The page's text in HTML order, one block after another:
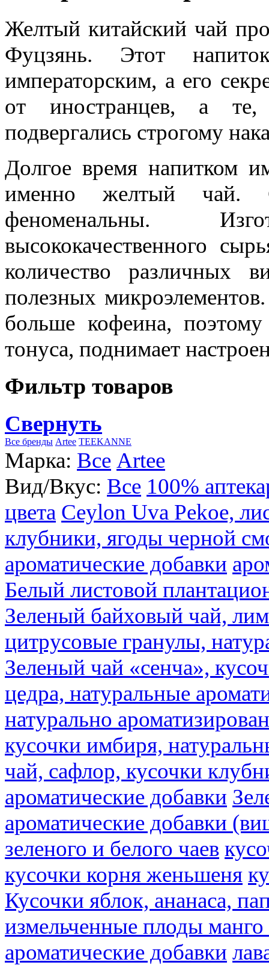
Желтый китайский чай
Фуцзянь. Этот
императорским, а его
от иностранцев, а
подвергались строгому
Долгое время напитком
именно желтый чай.
феноменальны.
высококачественного
количество различных
полезных
больше кофеина,
тонуса, поднимает
Фильтр товаров
Свернуть
Все бренды Artee TEEKANNE
Марка: Все Artee
Вид/Вкус: Все 100%
цвета Ceylon Uva Pekoe,
клубники, ягоды черной
ароматические добавки
Белый листовой
Зеленый байховый чай,
цитрусовые гранулы,
Зеленый чай «сенча»,
цедра, натуральные
натурально
кусочки имбиря,
чай, сафлор, кусочки
ароматические добавки
ароматические добавки
зеленого и белого чаев
кусочки корня женьшеня
Кусочки яблок, ананаса,
измельченные плоды
ароматические добавки